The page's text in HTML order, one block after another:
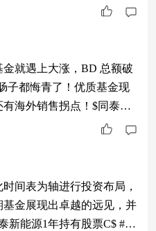
察局：2026我看好的投资
就遇上大涨，BD 总额破
子都悔青了！优质基金现
海外销售拐点！$同泰大
察局：2026我看好的投资
间表为轴进行投资布局，
金展现出卓越的远见，并
新能源1年持有股票C$ #新